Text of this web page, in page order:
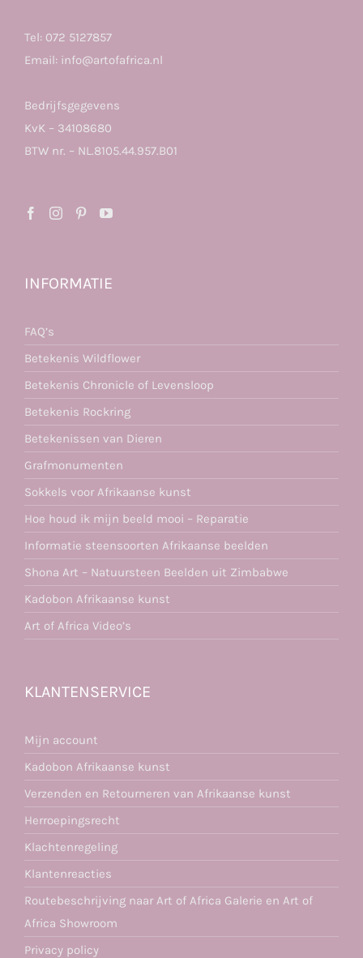
Tel: 072 5127857
Email: info@artofafrica.nl
Bedrijfsgegevens
KvK – 34108680
BTW nr. – NL.8105.44.957.B01
INFORMATIE
FAQ’s
Betekenis Wildflower
Betekenis Chronicle of Levensloop
Betekenis Rockring
Betekenissen van Dieren
Grafmonumenten
Sokkels voor Afrikaanse kunst
Hoe houd ik mijn beeld mooi – Reparatie
Informatie steensoorten Afrikaanse beelden
Shona Art – Natuursteen Beelden uit Zimbabwe
Kadobon Afrikaanse kunst
Art of Africa Video’s
KLANTENSERVICE
Mijn account
Kadobon Afrikaanse kunst
Verzenden en Retourneren van Afrikaanse kunst
Herroepingsrecht
Klachtenregeling
Klantenreacties
Routebeschrijving naar Art of Africa Galerie en Art of
Africa Showroom
Privacy policy